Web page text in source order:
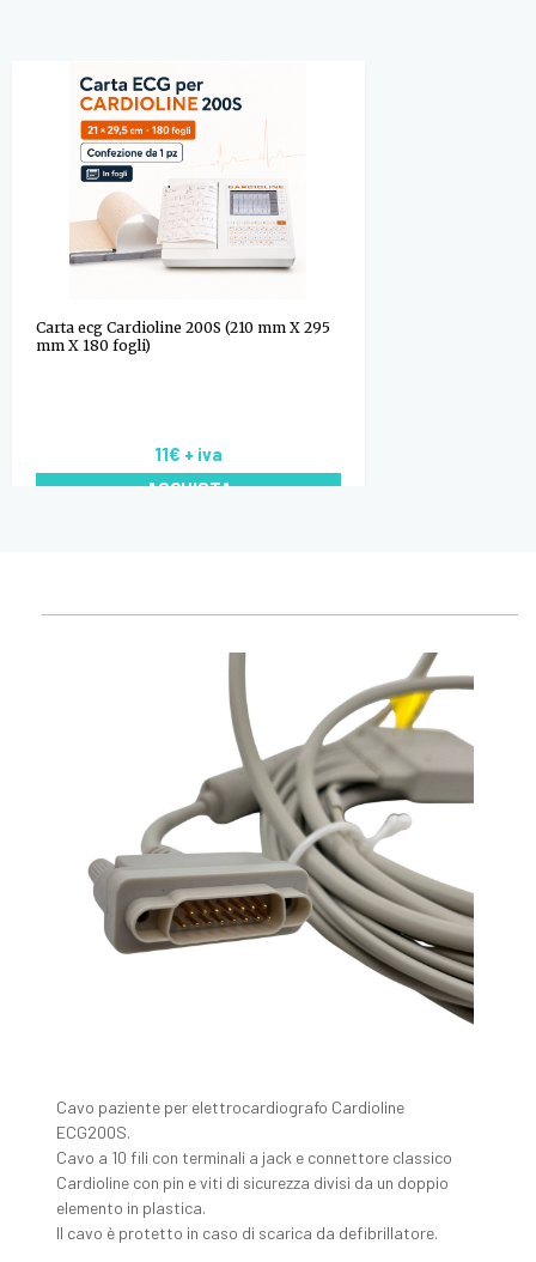
Carta ecg Cardioline 200S (210 mm X 295
mm X 180 fogli)
11€ + iva
ACQUISTA
Cavo paziente per elettrocardiografo Cardioline
ECG200S.
Cavo a 10 fili con terminali a jack e connettore classico
Cardioline con pin e viti di sicurezza divisi da un doppio
elemento in plastica.
Il cavo è protetto in caso di scarica da defibrillatore.